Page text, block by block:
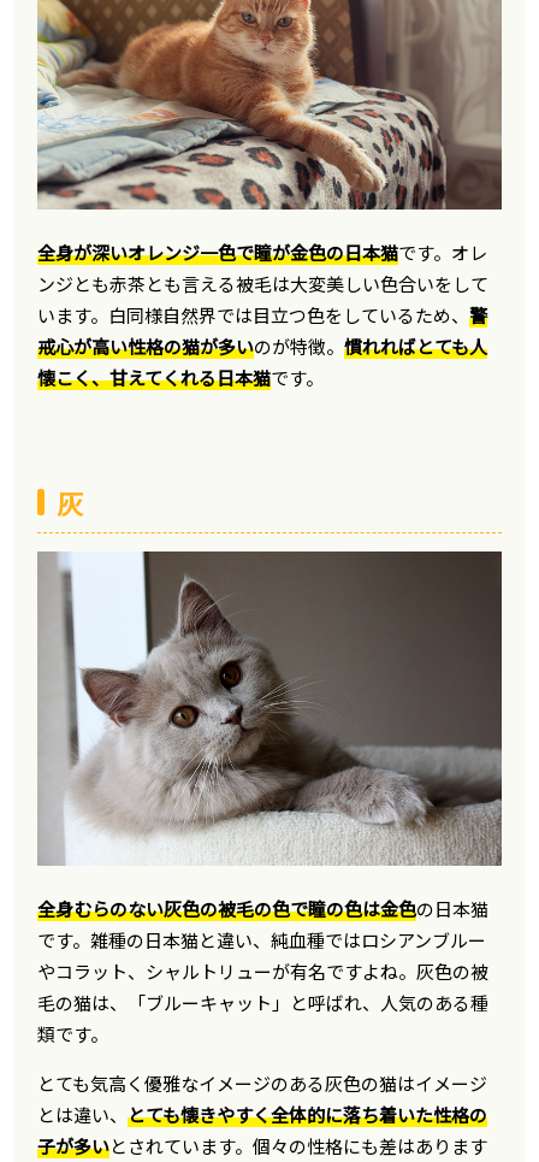
全身が深いオレンジ一色で瞳が金色の日本猫です。オレ
ンジとも赤茶とも言える被毛は大変美しい色合いをして
います。白同様自然界では目立つ色をしているため、警
戒心が高い性格の猫が多いのが特徴。慣れればとても人
懐こく、甘えてくれる日本猫です。
灰
全身むらのない灰色の被毛の色で瞳の色は金色の日本猫
です。雑種の日本猫と違い、純血種ではロシアンブルー
やコラット、シャルトリューが有名ですよね。灰色の被
毛の猫は、「ブルーキャット」と呼ばれ、人気のある種
類です。
とても気高く優雅なイメージのある灰色の猫はイメージ
とは違い、とても懐きやすく全体的に落ち着いた性格の
子が多いとされています。個々の性格にも差はあります